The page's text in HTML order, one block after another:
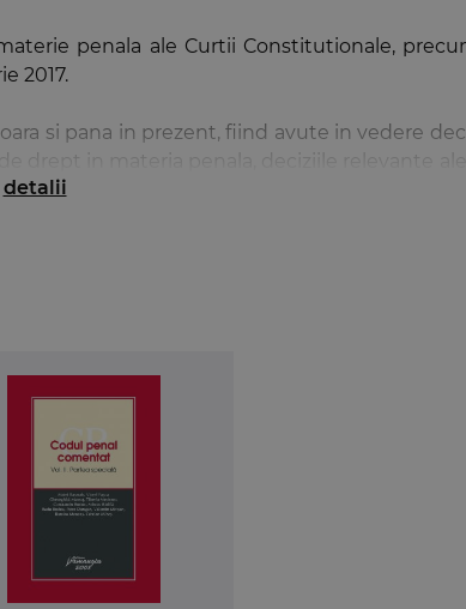
penala ale Curtii Constitutionale,
2017.
si pana in prezent, fiind avute in vedere
adoptate la nivelul Uniunii
practicienilor si teoreticienilor din
cunostintelor in domeniu.
detalii